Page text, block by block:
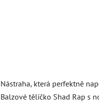
Nástraha, která perfektně
Balzové tělíčko Shad Rap s